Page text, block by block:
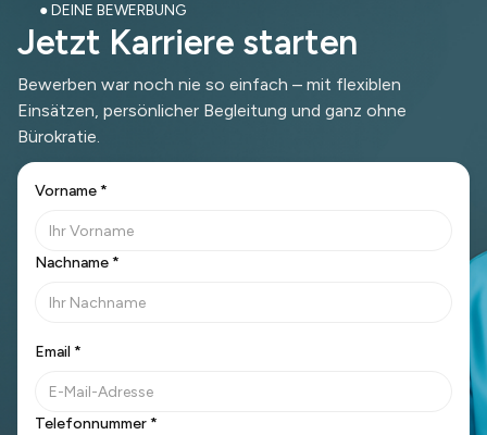
● DEINE BEWERBUNG
Jetzt Karriere starten
Bewerben war noch nie so einfach – mit flexiblen
Einsätzen, persönlicher Begleitung und ganz ohne
Bürokratie.
Vorname *
Nachname *
Email *
Telefonnummer *